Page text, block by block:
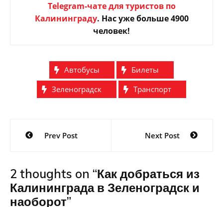
Telegram-чате для туристов по
Калининграду. Нас уже больше 4900
человек!
Автобусы
Билеты
Зеленоградск
Транспорт
Навигация
по
Prev Post Next Post
2 thoughts on “Как добраться из
Калининграда в Зеленоградск и
наоборот”